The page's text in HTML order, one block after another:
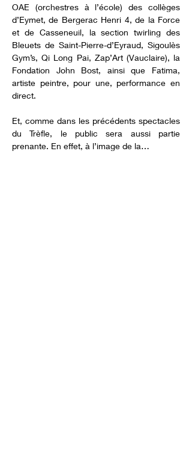
OAE (orchestres à l’école) des collèges
d’Eymet, de Bergerac Henri 4, de la Force
et de Casseneuil, la section twirling des
Bleuets de Saint-Pierre-d’Eyraud, Sigoulès
Gym’s, Qi Long Pai, Zap’Art (Vauclaire), la
Fondation John Bost, ainsi que Fatima,
artiste peintre, pour une, performance en
direct.
Et, comme dans les précédents spectacles
du Trèfle, le public sera aussi partie
prenante. En effet, à l’image de la…